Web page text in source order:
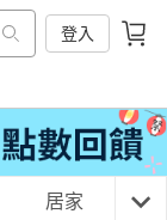
登入
居家 3C